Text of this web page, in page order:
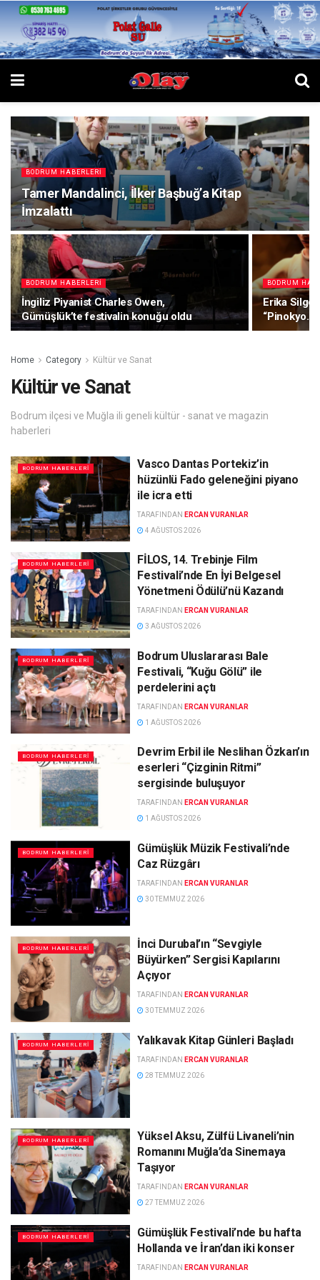
BODRUM HABERLERI
Tamer Mandalinci, İlker Başbuğ’a Kitap
İmzalattı
BODRUM HABERLERI
İngiliz Piyanist Charles Owen,
Gümüşlük’te festivalin konuğu oldu
BODRUM
Erika
Home Category Kültür ve Sanat
Kültür ve Sanat
Bodrum ilçesi ve Muğla ili geneli kültür - sanat ve magazin
haberleri
BODRUM HABERLERI
Vasco Dantas Portekiz’in
hüzünlü Fado geleneğini piyano
ile icra etti
TARAFINDAN ERCAN VURANLAR
4 AĞUSTOS 2026
BODRUM HABERLERI
FİLOS, 14. Trebinje Film
Festivali’nde En İyi Belgesel
Yönetmeni Ödülü’nü Kazandı
TARAFINDAN ERCAN VURANLAR
3 AĞUSTOS 2026
BODRUM HABERLERI
Bodrum Uluslararası Bale
Festivali, “Kuğu Gölü” ile
perdelerini açtı
TARAFINDAN ERCAN VURANLAR
1 AĞUSTOS 2026
BODRUM HABERLERI
Devrim Erbil ile Neslihan Özkan’ın
eserleri “Çizginin Ritmi”
sergisinde buluşuyor
TARAFINDAN ERCAN VURANLAR
1 AĞUSTOS 2026
BODRUM HABERLERI
Gümüşlük Müzik Festivali’nde
Caz Rüzgârı
TARAFINDAN ERCAN VURANLAR
30 TEMMUZ 2026
BODRUM HABERLERI
İnci Durubal’ın “Sevgiyle
Büyürken” Sergisi Kapılarını
Açıyor
TARAFINDAN ERCAN VURANLAR
30 TEMMUZ 2026
BODRUM HABERLERI Yalıkavak Kitap Günleri Başladı
TARAFINDAN ERCAN VURANLAR
28 TEMMUZ 2026
BODRUM HABERLERI
Yüksel Aksu, Zülfü Livaneli’nin
Romanını Muğla’da Sinemaya
Taşıyor
TARAFINDAN ERCAN VURANLAR
27 TEMMUZ 2026
BODRUM HABERLERI
Gümüşlük Festivali’nde bu hafta
Hollanda ve İran’dan iki konser
TARAFINDAN ERCAN VURANLAR